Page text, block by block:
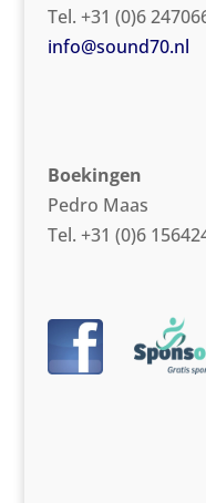
Tel. +31 (0)6
info@sound70.nl
Boekingen
Pedro Maas
Tel. +31 (0)6